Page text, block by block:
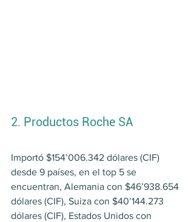
2. Productos Roche SA
Importó $154’006.342 dólares (CIF)
desde 9 países, en el top 5 se
encuentran, Alemania con $46’938.654
dólares (CIF), Suiza con $40’144.273
dólares (CIF), Estados Unidos con